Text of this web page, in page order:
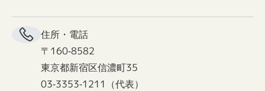
住所・電話
〒160-8582
東京都新宿区信濃町35
03-3353-1211（代表）